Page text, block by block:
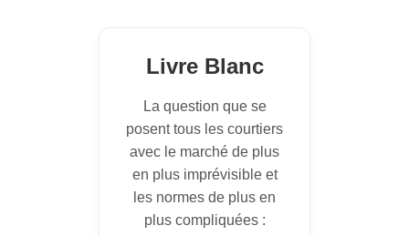
Livre Blanc
La question que se
posent tous les courtiers
avec le marché de plus
en plus imprévisible et
les normes de plus en
plus compliquées :
communications de Courtage Magazine
Je ne souhaite pas m'inscrire